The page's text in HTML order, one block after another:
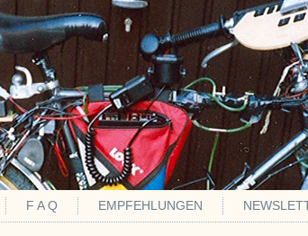
F A Q EMPFEHLUNGEN